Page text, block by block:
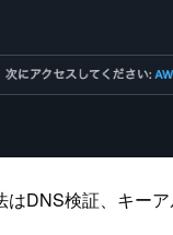
DNS検証、キー